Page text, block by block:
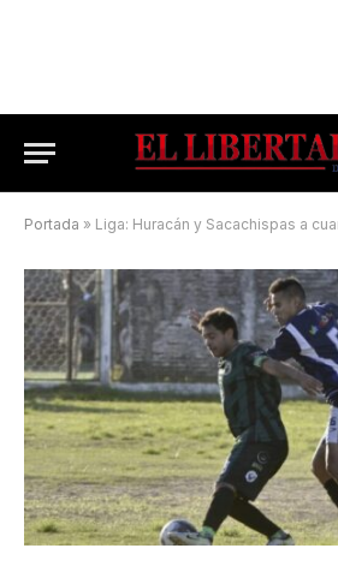
Portada » Liga: Huracán y Sacachispas a